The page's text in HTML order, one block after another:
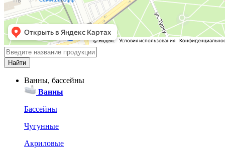
Ванны, бассейны
Ванны
Бассейны
Чугунные
Акриловые